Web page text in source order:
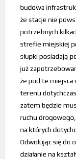
budowa
że stacje nie
potrzebnych
strefie miejskiej
słupki posiadają
już
że pod te miejsca
terenu
zatem będzie
ruchu
na których
Odwołując się
działanie na